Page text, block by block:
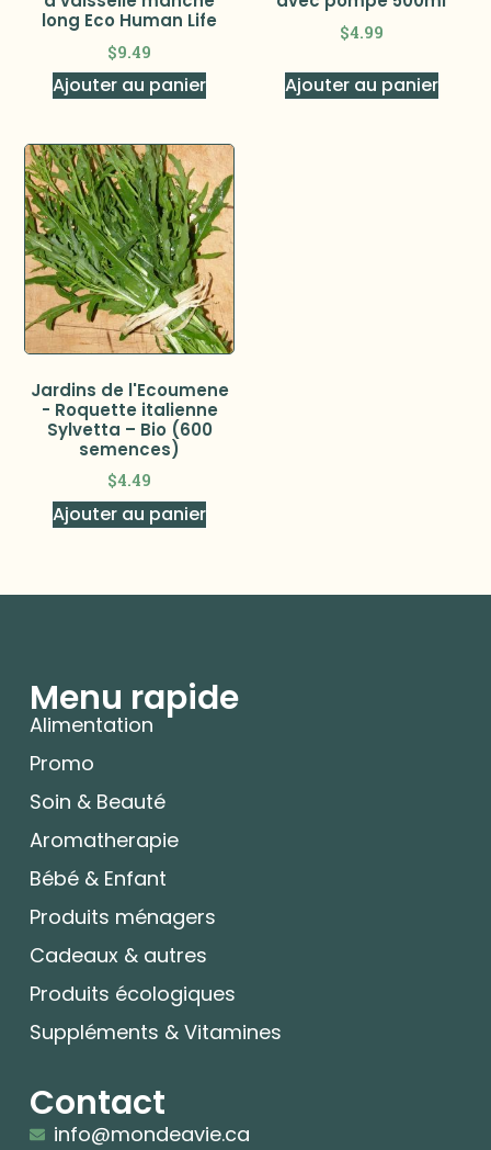
long Eco Human Life
$9.49
Ajouter au panier
$4.99
Ajouter au panier
Jardins de l'Ecoumene
- Roquette italienne
Sylvetta – Bio (600
semences)
$4.49
Ajouter au panier
Menu rapide
Alimentation
Promo
Soin & Beauté
Aromatherapie
Bébé & Enfant
Produits ménagers
Cadeaux & autres
Produits écologiques
Suppléments & Vitamines
Contact
info@mondeavie.ca